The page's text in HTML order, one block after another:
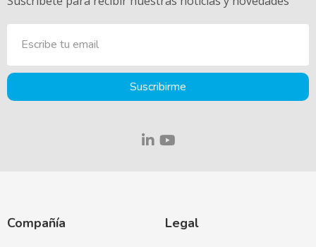
Suscribirme
Compañía Legal